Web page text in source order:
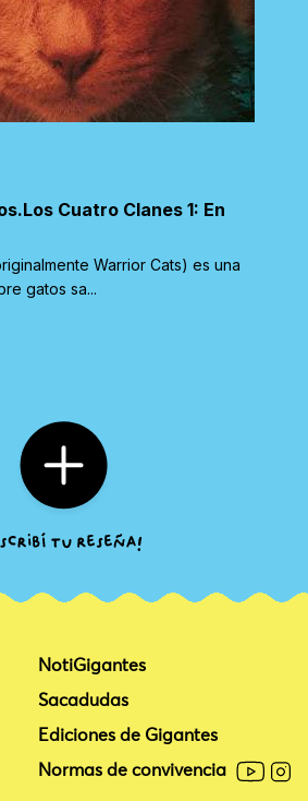
Cuatro Clanes 1: En
Warrior Cats) es una
gatos sa...
NotiGigantes
Sacadudas
Ediciones de Gigantes
Normas de convivencia